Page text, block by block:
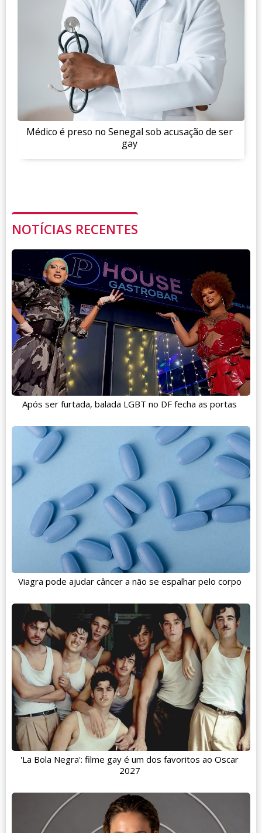
Médico é preso no Senegal sob acusação de ser
gay
NOTÍCIAS RECENTES
Após ser furtada, balada LGBT no DF fecha as portas
Viagra pode ajudar câncer a não se espalhar pelo corpo
'La Bola Negra': filme gay é um dos favoritos ao Oscar
2027